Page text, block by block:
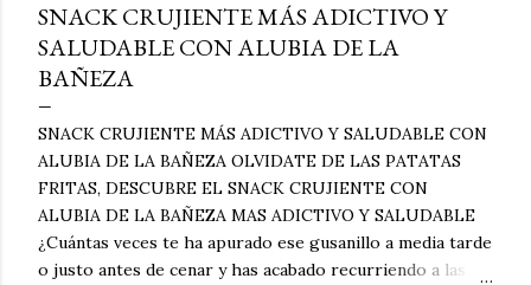
SNACK CRUJIENTE MÁS ADICTIVO Y
SALUDABLE CON ALUBIA DE LA
BAÑEZA
SNACK CRUJIENTE MÁS ADICTIVO Y SALUDABLE CON
ALUBIA DE LA BAÑEZA OLVIDATE DE LAS PATATAS
FRITAS, DESCUBRE EL SNACK CRUJIENTE CON
ALUBIA DE LA BAÑEZA MAS ADICTIVO Y SALUDABLE
¿Cuántas veces te ha apurado ese gusanillo a media tarde
o justo antes de cenar y has acabado recurriendo a las